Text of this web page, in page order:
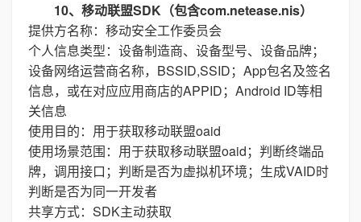
10、移动联盟SDK（包含com.netease.nis）
提供方名称：移动安全工作委员会
个人信息类型：设备制造商、设备型号、设备品牌；
设备网络运营商名称，BSSID,SSID；App包名及签名
信息，或在对应应用商店的APPID；Android ID等相
关信息
使用目的：用于获取移动联盟oaid
使用场景范围：用于获取移动联盟oaid；判断终端品
牌，调用接口；判断是否为虚拟机环境；生成VAID时
判断是否为同一开发者
共享方式：SDK主动获取